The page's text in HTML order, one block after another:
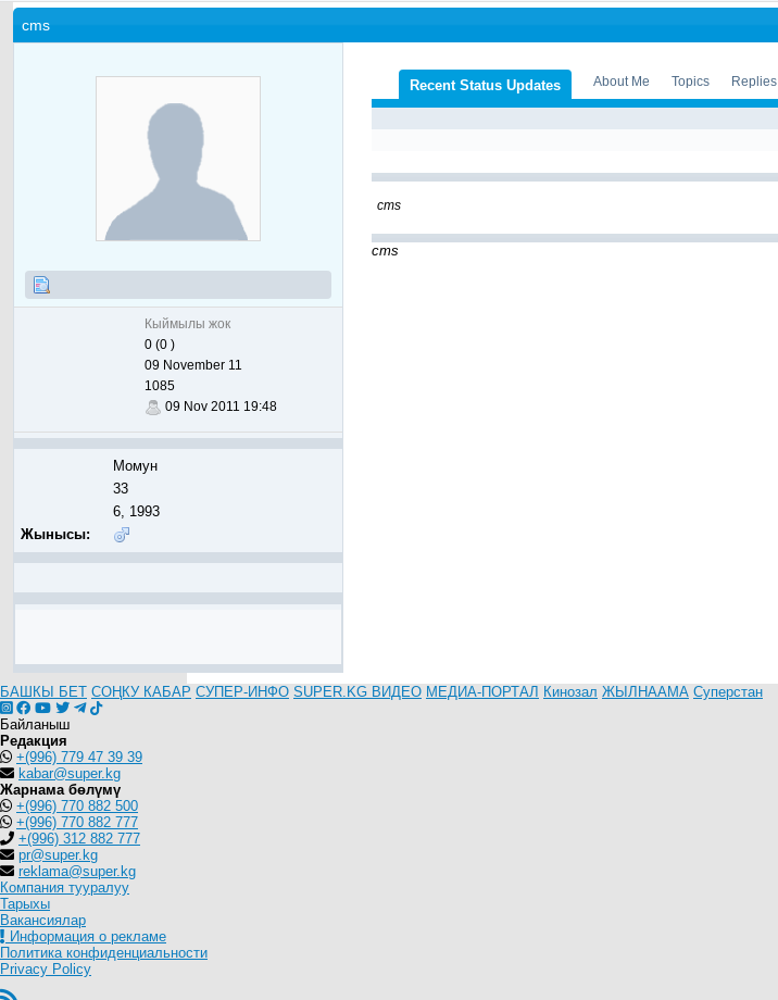
cms
Кыймылы жок
0 (0 )
09 November 11
1085
09 Nov 2011 19:48
Момун
33
6, 1993
Жынысы:
Recent Status Updates About Me Topics Replies
cms
cms
БАШКЫ БЕТ СОҢКУ КАБАР СУПЕР-ИНФО SUPER.KG ВИДЕО МЕДИА-ПОРТАЛ Кинозал ЖЫЛНААМА Суперстан
Байланыш
Редакция
+(996) 779 47 39 39
kabar@super.kg
Жарнама бөлүмү
+(996) 770 882 500
+(996) 770 882 777
+(996) 312 882 777
pr@super.kg
reklama@super.kg
Компания тууралуу
Тарыхы
Вакансиялар
Информация о рекламе
Политика конфиденциальности
Privacy Policy